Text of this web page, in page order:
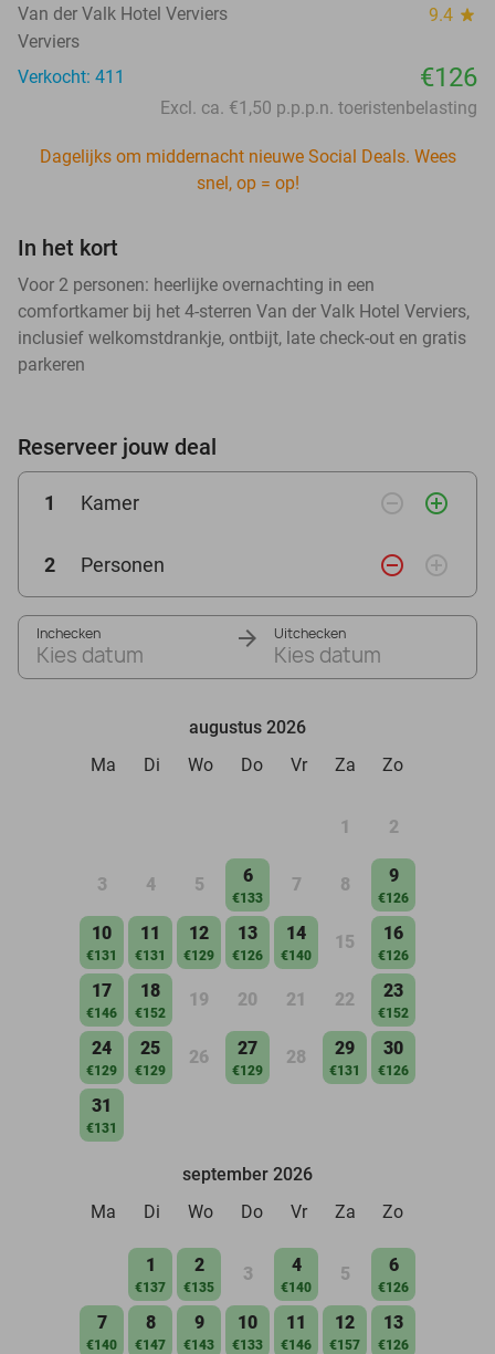
Van der Valk Hotel Verviers 9.4 star
Verviers
Verkocht: 411
€126
Excl. ca. €1,50 p.p.p.n. toeristenbelasting
Dagelijks om middernacht nieuwe Social Deals. Wees
snel, op = op!
In het kort
Voor 2 personen: heerlijke overnachting in een
comfortkamer bij het 4-sterren Van der Valk Hotel Verviers,
inclusief welkomstdrankje, ontbijt, late check-out en gratis
parkeren
Reserveer jouw deal
1 Kamer remove_circle_outline add_circle_outline
2 Personen remove_circle_outline add_circle_outline
Inchecken
Kies datum
Uitchecken
Kies datum
augustus 2026
Ma
Di Wo Do Vr Za Zo
1 2
3 4 5 6
€133
7 8 9
€126
10
€131
11
€131
12
€129
13
€126
14
€140
15 16
€126
17
€146
18
€152
19 20 21 22 23
€152
24
€129
25
€129
26 27
€129
28 29
€131
30
€126
31
€131
september 2026
Ma
Di Wo Do Vr Za Zo
1
€137
2
€135
3 4
€140
5 6
€126
7
€140
8
€147
9
€143
10
€133
11
€146
12
€157
13
€126